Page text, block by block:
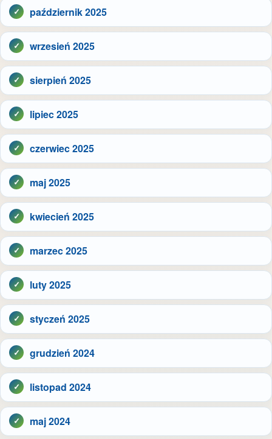
październik 2025
wrzesień 2025
sierpień 2025
lipiec 2025
czerwiec 2025
maj 2025
kwiecień 2025
marzec 2025
luty 2025
styczeń 2025
grudzień 2024
listopad 2024
maj 2024